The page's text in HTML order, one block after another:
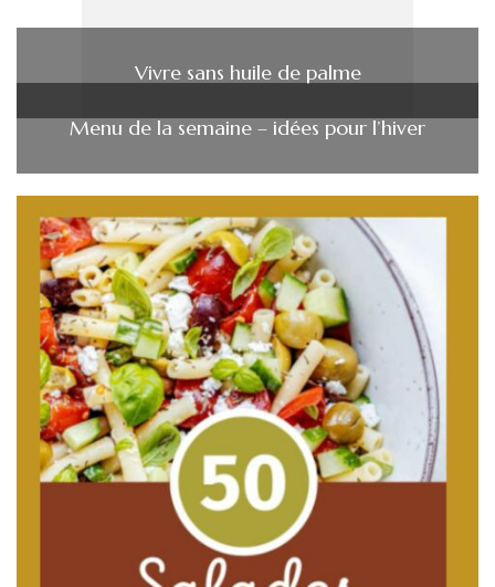
Vivre sans huile de palme
Menu de la semaine – idées pour l’hiver